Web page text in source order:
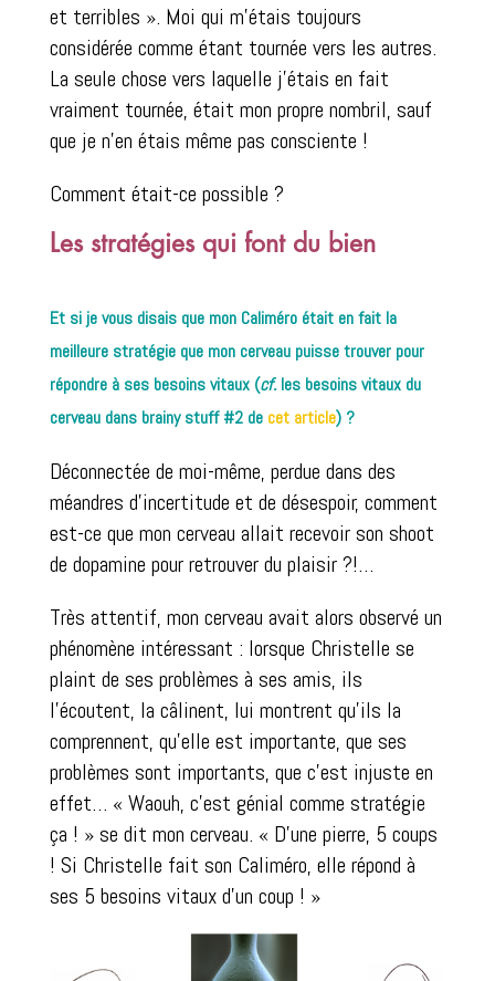
et terribles ». Moi qui m’étais toujours
considérée comme étant tournée vers les autres.
La seule chose vers laquelle j’étais en fait
vraiment tournée, était mon propre nombril, sauf
que je n’en étais même pas consciente !
Comment était-ce possible ?
Les stratégies qui font du bien
Et si je vous disais que mon Caliméro était en fait la
meilleure stratégie que mon cerveau puisse trouver pour
répondre à ses besoins vitaux (cf.les besoins vitaux du
cerveau dans brainy stuff #2 de cet article) ?
Déconnectée de moi-même, perdue dans des
méandres d’incertitude et de désespoir, comment
est-ce que mon cerveau allait recevoir son shoot
de dopamine pour retrouver du plaisir ?!…
Très attentif, mon cerveau avait alors observé un
phénomène intéressant : lorsque Christelle se
plaint de ses problèmes à ses amis, ils
l’écoutent, la câlinent, lui montrent qu’ils la
comprennent, qu’elle est importante, que ses
problèmes sont importants, que c’est injuste en
effet… « Waouh, c’est génial comme stratégie
ça ! » se dit mon cerveau. « D’une pierre, 5 coups
! Si Christelle fait son Caliméro, elle répond à
ses 5 besoins vitaux d’un coup ! »